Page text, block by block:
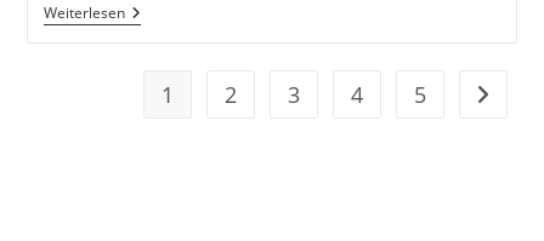
WeiterlesenAudio-
Hypnose
1 2 3 4 5 Zur